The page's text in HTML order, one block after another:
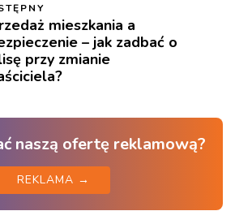
mieszkania a
– jak zadbać o
przy zmianie
naszą ofertę reklamową?
REKLAMA →